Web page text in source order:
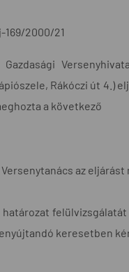
169/2000/21
Gazdasági
Rákóczi út 4.)
a következő
Versenytanács az eljárást
határozat
keresetben